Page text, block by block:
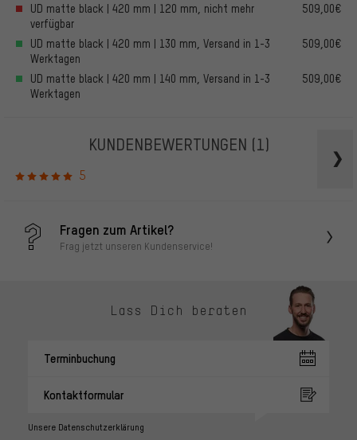
UD matte black | 420 mm | 120 mm, nicht mehr
verfügbar
509,00€
UD matte black | 420 mm | 130 mm, Versand in 1-3
Werktagen
509,00€
UD matte black | 420 mm | 140 mm, Versand in 1-3
Werktagen
509,00€
KUNDENBEWERTUNGEN (1)
5
Fragen zum Artikel?
Frag jetzt unseren Kundenservice!
Lass Dich beraten
Terminbuchung
Kontaktformular
Unsere Datenschutzerklärung